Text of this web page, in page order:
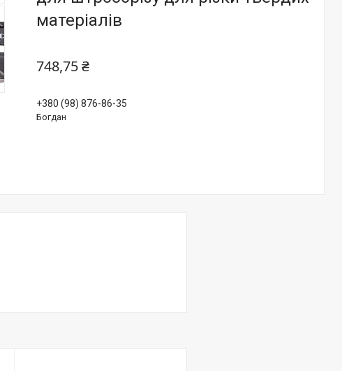
матеріалів
748,75 ₴
+380 (98) 876-86-35
Богдан